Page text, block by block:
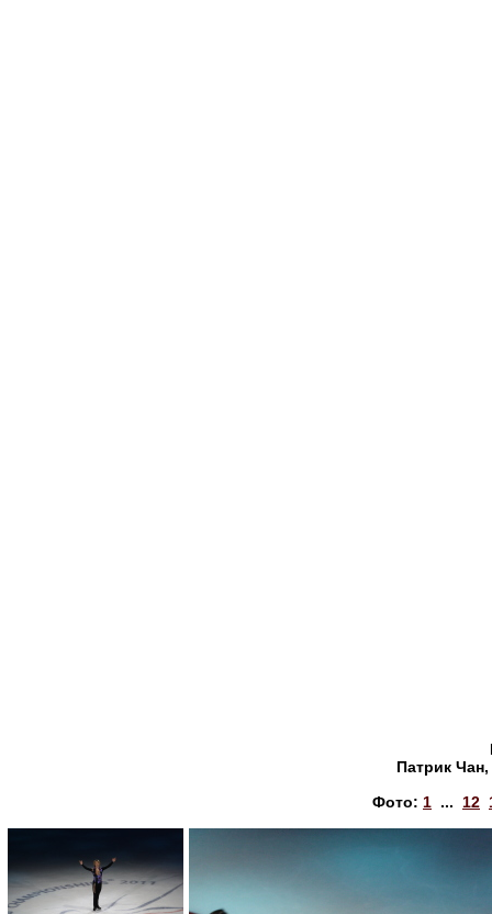
Патрик
Фото: 1 ... 12